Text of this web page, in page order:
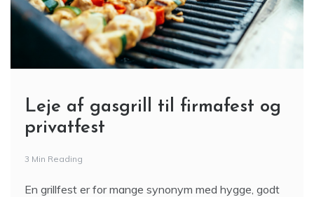
Leje af gasgrill til firmafest og
privatfest
3 Min Reading
En grillfest er for mange synonym med hygge, godt